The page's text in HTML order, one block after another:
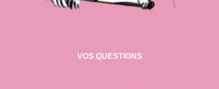
VOS QUESTIONS